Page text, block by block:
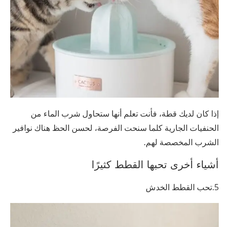
إذا كان لديك قطة، فأنت تعلم أنها ستحاول شرب الماء من
الحنفيات الجارية كلما سنحت الفرصة، لحسن الحظ هناك نوافير
الشرب المخصصة لهم.
أشياء أخرى تحبها القطط كثيرًا
5.تحب القطط الخدش